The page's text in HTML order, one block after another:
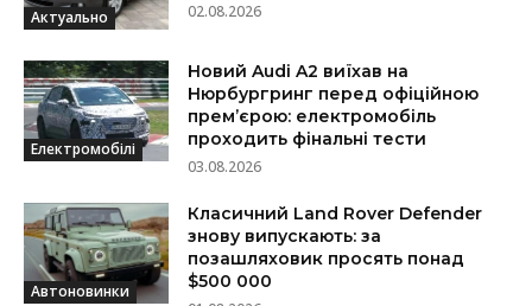
Актуально 02.08.2026
Електромобілі
Новий Audi A2 виїхав на
Нюрбургринг перед офіційною
прем’єрою: електромобіль
проходить фінальні тести
03.08.2026
Автоновинки
Класичний Land Rover Defender
знову випускають: за
позашляховик просять понад
$500 000